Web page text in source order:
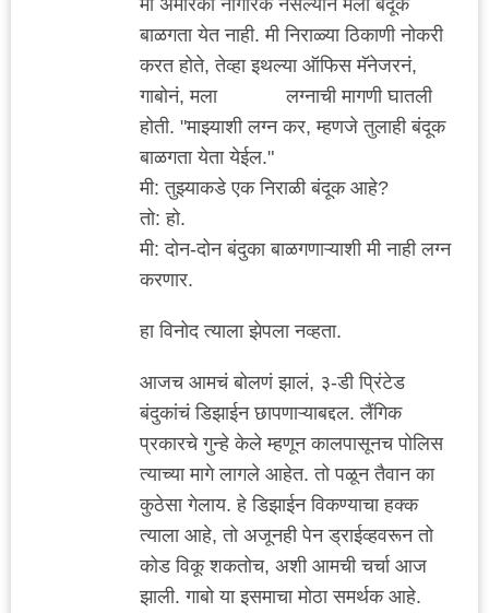
बाळगता येत नाही. मी निराळ्या ठिकाणी नोकरी
करत होते, तेव्हा इथल्या ऑफिस मॅनेजरनं,
गाबोनं, मला
लग्नाची मागणी घातली
होती. "माझ्याशी लग्न कर, म्हणजे तुलाही बंदूक
बाळगता येता येईल."
मी: तुझ्याकडे एक निराळी बंदूक आहे?
तो: हो.
मी: दोन-दोन बंदुका बाळगणाऱ्याशी मी नाही लग्न
करणार.
हा विनोद त्याला झेपला नव्हता.
आजच आमचं बोलणं झालं, ३-डी प्रिंटेड
बंदुकांचं डिझाईन छापणाऱ्याबद्दल. लैंगिक
प्रकारचे गुन्हे केले म्हणून कालपासूनच पोलिस
त्याच्या मागे लागले आहेत. तो पळून तैवान का
कुठेसा गेलाय. हे डिझाईन विकण्याचा हक्क
त्याला आहे, तो अजूनही पेन ड्राईव्हवरून तो
कोड विकू शकतोच, अशी आमची चर्चा आज
झाली. गाबो या इसमाचा मोठा समर्थक आहे.